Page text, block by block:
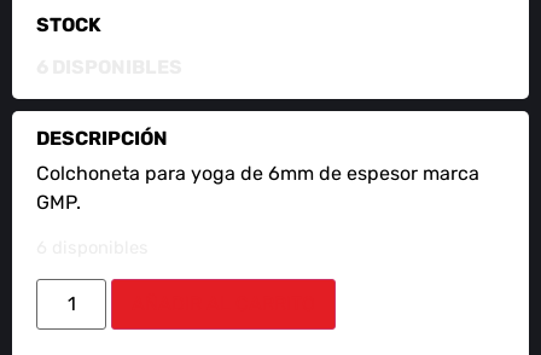
STOCK
DESCRIPCIÓN
Colchoneta para yoga de 6mm de espesor marca
GMP.